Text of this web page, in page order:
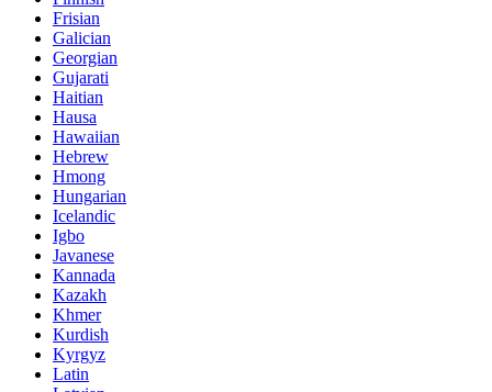
Frisian
Galician
Georgian
Gujarati
Haitian
Hausa
Hawaiian
Hebrew
Hmong
Hungarian
Icelandic
Igbo
Javanese
Kannada
Kazakh
Khmer
Kurdish
Kyrgyz
Latin